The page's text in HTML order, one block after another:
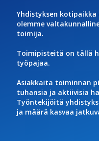
Yhdistyksen
olemme
toimija.
Toimipisteitä on tällä
työpajaa.
Asiakkaita toiminnan
tuhansia ja aktiivisia
Työntekijöitä
ja määrä kasvaa